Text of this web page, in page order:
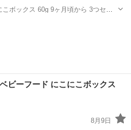
月頃から 3つセッ
キューピーベビーフード にこにこボックス
8月9日